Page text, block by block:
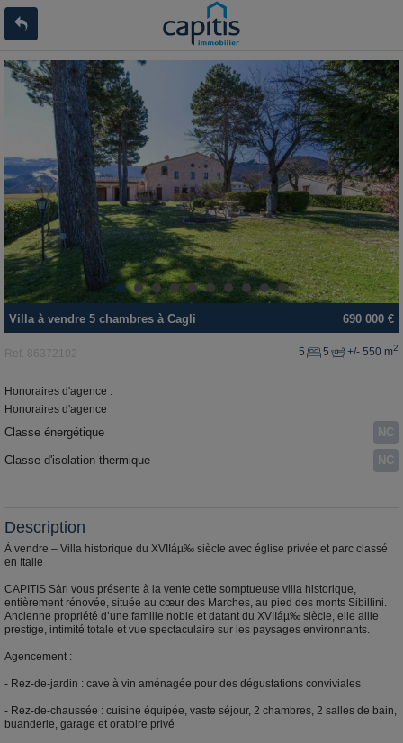
690 000 €
Villaà vendre 5 chambres à Cagli
Ref. 86372102 5 5 +/- 550 m2
Honoraires d'agence :
Honoraires d'agence
Classe énergétique NC
Classe d'isolation thermique NC
Description
À vendre – Villa historique du XVIIáµ‰ siècle avec église privée et parc classé
en Italie
CAPITIS Sàrl vous présente à la vente cette somptueuse villa historique,
entièrement rénovée, située au cœur des Marches, au pied des monts Sibillini.
Ancienne propriété d’une famille noble et datant du XVIIáµ‰ siècle, elle allie
prestige, intimité totale et vue spectaculaire sur les paysages environnants.
Agencement :
- Rez-de-jardin : cave à vin aménagée pour des dégustations conviviales
- Rez-de-chaussée : cuisine équipée, vaste séjour, 2 chambres, 2 salles de bain,
buanderie, garage et oratoire privé